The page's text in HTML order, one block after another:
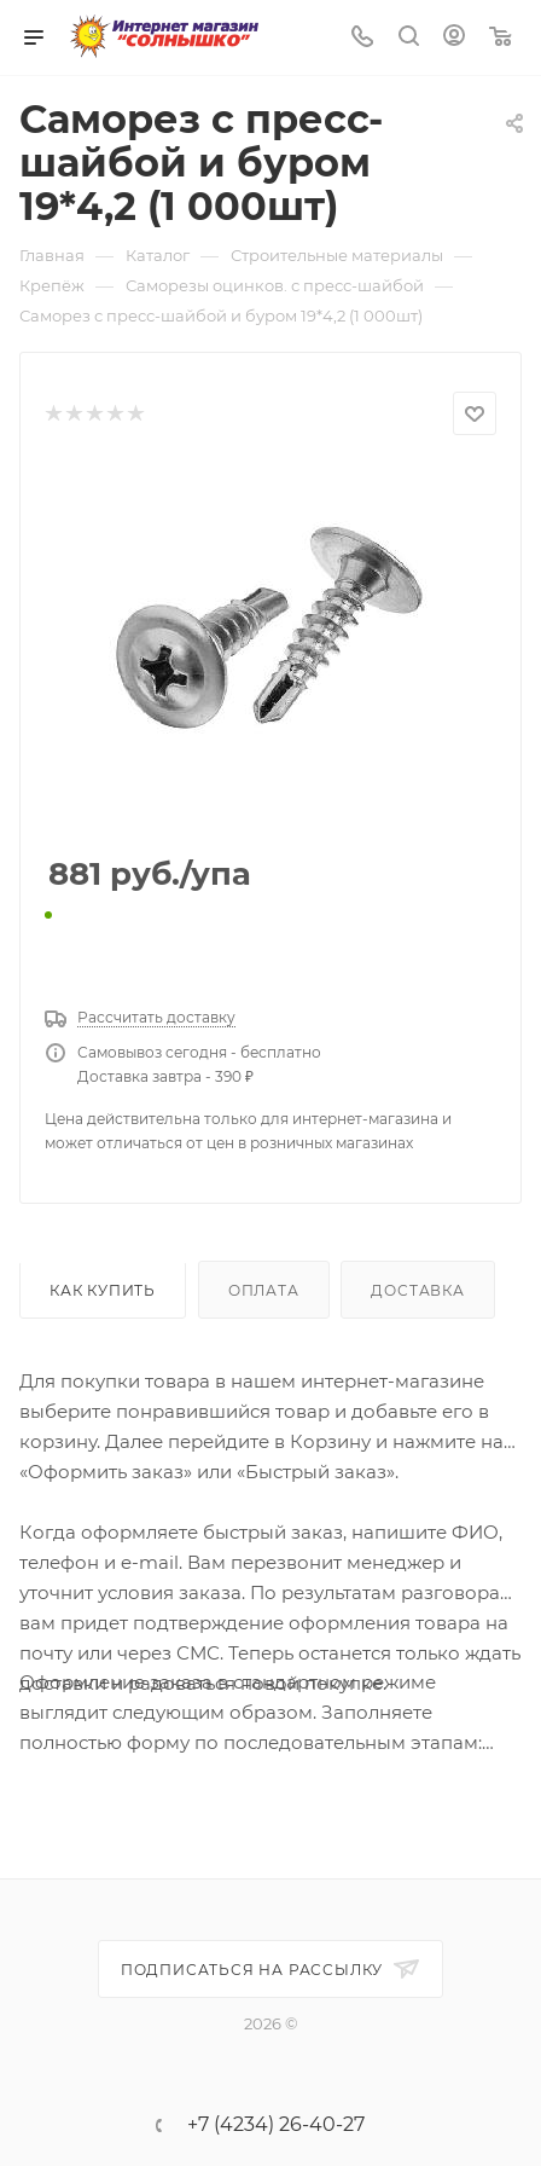
Саморез с пресс-
шайбой и буром
19*4,2 (1 000шт)
Главная — Каталог — Строительные материалы —
Крепёж — Саморезы оцинков. с пресс-шайбой —
Саморез с пресс-шайбой и буром 19*4,2 (1 000шт)
881 руб./упа
Рассчитать доставку
Самовывоз сегодня - бесплатно
Доставка завтра - 390 ₽
Цена действительна только для интернет-магазина и
может отличаться от цен в розничных магазинах
КАК КУПИТЬ ОПЛАТА ДОСТАВКА
Для покупки товара в нашем интернет-магазине
выберите понравившийся товар и добавьте его в
корзину. Далее перейдите в Корзину и нажмите на
«Оформить заказ» или «Быстрый заказ».
Когда оформляете быстрый заказ, напишите ФИО,
телефон и e-mail. Вам перезвонит менеджер и
уточнит условия заказа. По результатам разговора
вам придет подтверждение оформления товара на
почту или через СМС. Теперь останется только ждать
доставки и радоваться новой покупке.
Оформление заказа в стандартном режиме
выглядит следующим образом. Заполняете
полностью форму по последовательным этапам:
ПОДПИСАТЬСЯ НА РАССЫЛКУ
2026 ©
+7 (4234) 26-40-27